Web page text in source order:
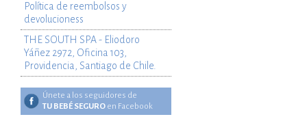
Política de reembolsos y
devolucioness
THE SOUTH SPA - Eliodoro
Yáñez 2972, Oficina 103,
Providencia, Santiago de Chile.
Únete a los seguidores de
TU BEBÉ SEGURO en Facebook